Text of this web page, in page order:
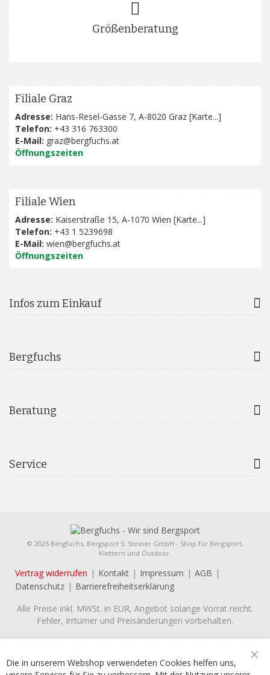
Größenberatung
Filiale Graz
Adresse: Hans-Resel-Gasse 7, A-8020 Graz [Karte...]
Telefon: +43 316 763300
E-Mail: graz@bergfuchs.at
Öffnungszeiten
Filiale Wien
Adresse: Kaiserstraße 15, A-1070 Wien [Karte...]
Telefon: +43 1 5239698
E-Mail: wien@bergfuchs.at
Öffnungszeiten
Infos zum Einkauf
Bergfuchs
Beratung
Service
© 2026 Bergfuchs, Bergsport S. Steiner GmbH - Shop für Bergsport,
Klettern und Outdoor.
Vertrag widerrufen Kontakt Impressum
AGB
Datenschutz
Barrierefreiheitserklärung
Alle Preise inkl. MWSt. in EUR, Angebot solange Vorrat reicht.
Fehler, Irrtümer und Preisänderungen vorbehalten.
Die in unserem Webshop verwendeten Cookies helfen uns,